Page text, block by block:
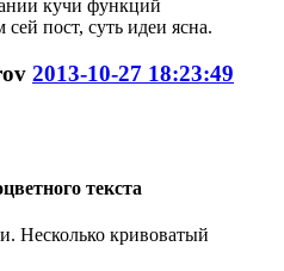
кучи функций
пост, суть идеи ясна.
2013-10-27 18:23:49
текста
Несколько кривоватый